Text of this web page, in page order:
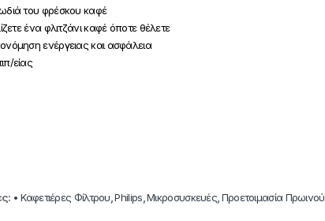
του φρέσκου καφέ
ένα φλιτζάνι καφέ όποτε θέλετε
ενέργειας και ασφάλεια
είας
• Καφετιέρες Φίλτρου,Philips,Μικροσυσκευές,Προετοιμασία Πρωινού